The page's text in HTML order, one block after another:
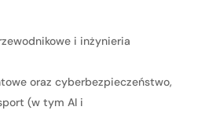
i inżynieria
oraz cyberbezpieczeństwo,
(w tym AI i